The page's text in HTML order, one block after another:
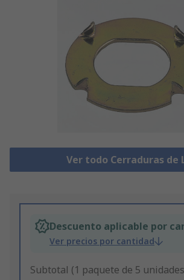
Ver todo Cerraduras de
Descuento aplicable por
Ver precios por cantidad
Subtotal (1 paquete de 5